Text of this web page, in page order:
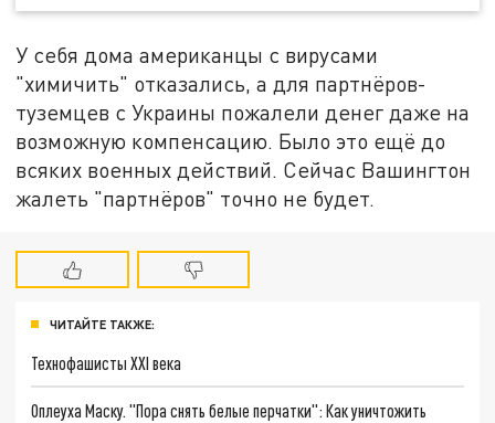
У себя дома американцы с вирусами
"химичить" отказались, а для партнёров-
туземцев с Украины пожалели денег даже на
возможную компенсацию. Было это ещё до
всяких военных действий. Сейчас Вашингтон
жалеть "партнёров" точно не будет.
ЧИТАЙТЕ ТАКЖЕ:
Технофашисты XXI века
Оплеуха Маску. "Пора снять белые перчатки": Как уничтожить